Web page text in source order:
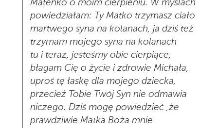
Mateńko o moim cierpieniu. W myślach
powiedziałam: Ty Matko trzymasz ciało
martwego syna na kolanach, ja dziś też
trzymam mojego syna na kolanach
tu i teraz, jesteśmy obie cierpiące,
błagam Cię o życie i zdrowie Michała,
uproś tę łaskę dla mojego dziecka,
przecież Tobie Twój Syn nie odmawia
niczego. Dziś mogę powiedzieć ,że
prawdziwie Matka Boża mnie